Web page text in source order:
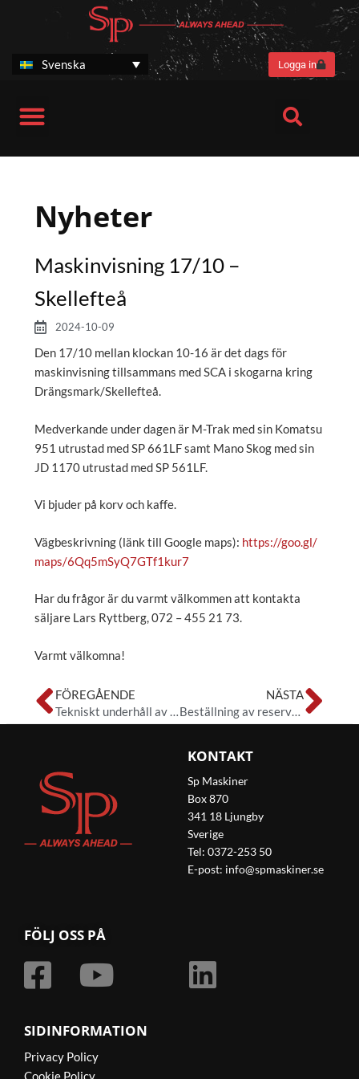
Svenska
Logga in
Nyheter
Maskinvisning 17/10 –
Skellefteå
2024-10-09
Den 17/10 mellan klockan 10-16 är det dags för
maskinvisning tillsammans med SCA i skogarna kring
Drängsmark/Skellefteå.
Medverkande under dagen är M-Trak med sin Komatsu
951 utrustad med SP 661LF samt Mano Skog med sin
JD 1170 utrustad med SP 561LF.
Vi bjuder på korv och kaffe.
Vägbeskrivning (länk till Google maps): https://goo.gl/
maps/6Qq5mSyQ7GTf1kur7
Har du frågor är du varmt välkommen att kontakta
säljare Lars Ryttberg, 072 – 455 21 73.
Varmt välkomna!
Föregående
FÖREGÅENDE
NÄSTA
KONTAKT
Sp Maskiner
Box 870
341 18 Ljungby
Sverige
Tel: 0372-253 50
E-post: info@spmaskiner.se
FÖLJ OSS PÅ
SIDINFORMATION
Privacy Policy
Cookie Policy